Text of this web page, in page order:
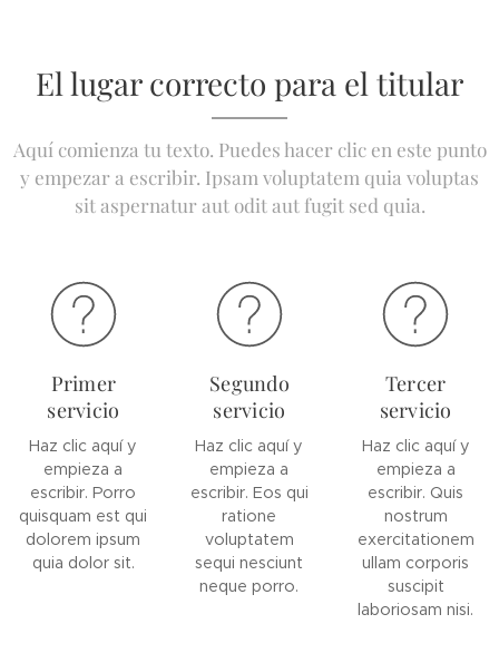
El lugar correcto para el titular
Aquí comienza tu texto. Puedes hacer clic en este punto
y empezar a escribir. Ipsam voluptatem quia voluptas
sit aspernatur aut odit aut fugit sed quia.
Primer
servicio
Haz clic aquí y
empieza a
escribir. Porro
quisquam est qui
dolorem ipsum
quia dolor sit.
Segundo
servicio
Haz clic aquí y
empieza a
escribir. Eos qui
ratione
voluptatem
sequi nesciunt
neque porro.
Tercer
servicio
Haz clic aquí y
empieza a
escribir. Quis
nostrum
exercitationem
ullam corporis
suscipit
laboriosam nisi.